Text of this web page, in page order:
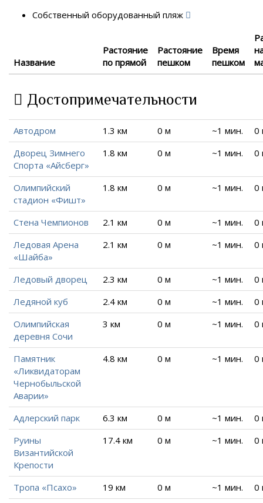
Собственный оборудованный пляж
Название
Растояние
по прямой
Растояние
пешком
Время
пешком
Достопримечательности
Автодром 1.3 км 0 м ~1 мин.
0
Дворец Зимнего
Спорта «Айсберг»
1.8 км 0 м ~1 мин. 0
Олимпийский
стадион «Фишт»
1.8 км 0 м ~1 мин. 0
Стена Чемпионов 2.1 км 0 м ~1 мин.
0
Ледовая Арена
«Шайба»
2.1 км 0 м ~1 мин. 0
Ледовый дворец 2.3 км 0 м ~1 мин.
0
Ледяной куб
2.4 км 0 м ~1 мин.
0
Олимпийская
деревня Сочи
3 км 0 м ~1 мин. 0
Памятник
«Ликвидаторам
Чернобыльской
Аварии»
4.8 км 0 м ~1 мин. 0
Адлерский парк 6.3 км 0 м ~1 мин.
0
Руины
Византийской
Крепости
17.4 км 0 м ~1 мин. 0
Тропа «Псахо» 19 км 0 м ~1 мин.
0